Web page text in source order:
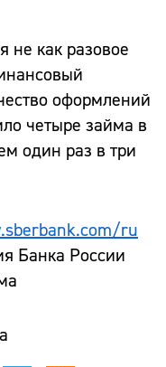
не как разовое
оформлений
четыре займа в
один раз в три
ru
Банка России